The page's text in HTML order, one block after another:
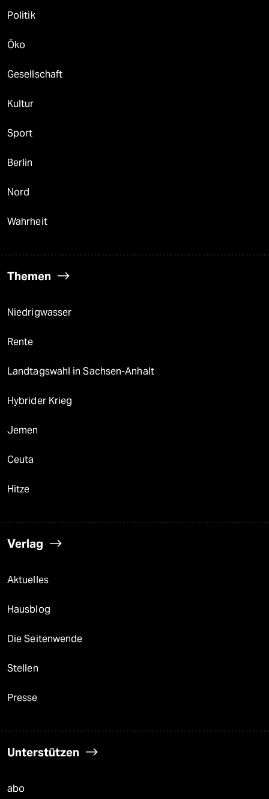
Politik
Öko
Gesellschaft
Kultur
Sport
Berlin
Nord
Wahrheit
Themen
Niedrigwasser
Rente
Landtagswahl in Sachsen-Anhalt
Hybrider Krieg
Jemen
Ceuta
Hitze
Verlag
Aktuelles
Hausblog
Die Seitenwende
Stellen
Presse
Unterstützen
abo